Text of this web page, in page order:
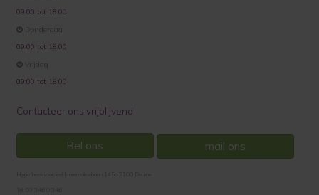
09:00 tot 18:00
Donderdag
09:00 tot 18:00
Vrijdag
09:00 tot 18:00
Contacteer ons vrijblijvend
Bel ons mail ons
Hypotheekvoordeel Herentalsebaan 145a 2100 Deurne
Tel: 03 346 0 346